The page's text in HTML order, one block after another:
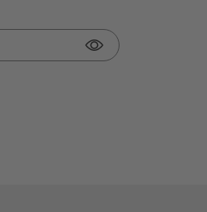
Passwort anzeigen